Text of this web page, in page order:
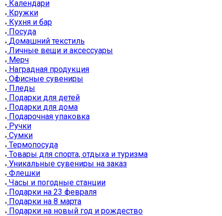
Календари
Кружки
Кухня и бар
Посуда
Домашний текстиль
Личные вещи и аксессуары
Мерч
Наградная продукция
Офисные сувениры
Пледы
Подарки для детей
Подарки для дома
Подарочная упаковка
Ручки
Сумки
Термопосуда
Товары для спорта, отдыха и туризма
Уникальные сувениры на заказ
Флешки
Часы и погодные станции
Подарки на 23 февраля
Подарки на 8 марта
Подарки на новый год и рождество